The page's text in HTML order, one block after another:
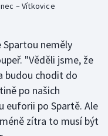
– Vítkovice
neměly
"Věděli jsme, že
budou chodit do
po našich
euforii po Spartě. Ale
zítra to musí být